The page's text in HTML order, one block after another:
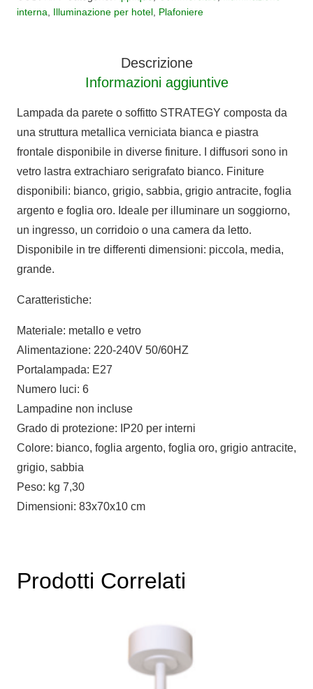
STRATEGY
interna
Illuminazione per hotel Plafoniere
Descrizione
Informazioni aggiuntive
Lampada da parete o soffitto STRATEGY composta da
una struttura metallica verniciata bianca e piastra
frontale disponibile in diverse finiture. I diffusori sono in
vetro lastra extrachiaro serigrafato bianco. Finiture
disponibili: bianco, grigio, sabbia, grigio antracite, foglia
argento e foglia oro. Ideale per illuminare un soggiorno,
un ingresso, un corridoio o una camera da letto.
Disponibile in tre differenti dimensioni: piccola, media,
grande.
Caratteristiche:
Materiale: metallo e vetro
Alimentazione: 220-240V 50/60HZ
Portalampada: E27
Numero luci: 6
Lampadine non incluse
Grado di protezione: IP20 per interni
Colore: bianco, foglia argento, foglia oro, grigio antracite,
grigio, sabbia
Peso: kg 7,30
Dimensioni: 83x70x10 cm
Prodotti Correlati